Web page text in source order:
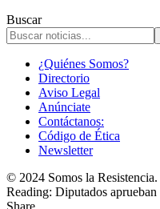
Buscar
¿Quiénes Somos?
Directorio
Aviso Legal
Anúnciate
Contáctanos:
Código de Ética
Newsletter
© 2024 Somos la
Reading: Diputados aprueban
Share